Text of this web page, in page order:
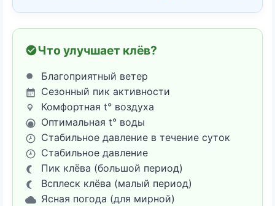
Что улучшает клёв?
Благоприятный ветер
Сезонный пик активности
Комфортная t° воздуха
Оптимальная t° воды
Стабильное давление в течение суток
Стабильное давление
Пик клёва (большой период)
Всплеск клёва (малый период)
Ясная погода (для мирной)